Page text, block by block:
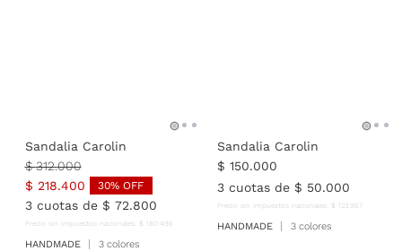
Sandalia Carolin
$ 312.000
$ 218.400 30% OFF
3cuotas de $ 72.800
Precio sin impuestos nacionales: $ 180 496
HANDMADE 3 colores
Sandalia Carolin
$ 150.000
3cuotas de $ 50.000
Precio sin impuestos nacionales: $ 123. 967
HANDMADE 3 colores